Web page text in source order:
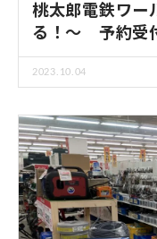
桃太郎電鉄ワー
る！～ 予約受
2023.10.04